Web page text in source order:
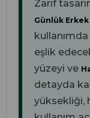
Zarif
Günlük Erkek
eşlik
yüzeyi ve
detayda
yüksekliği,